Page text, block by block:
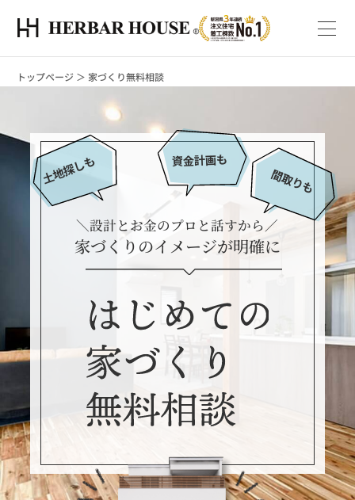
トップページ ＞ 家づくり無料相談
＼設計とお金のプロと話すから／
家づくりのイメージが明確に